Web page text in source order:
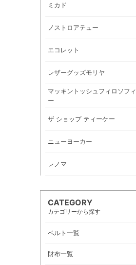
ミカド
ノストロアテュー
エコレット
レザーグッズモリヤ
マッキントッシュフィロソフィ
ー
ザ ショップ ティーケー
ニューヨーカー
レノマ
CATEGORY
カテゴリーから探す
ベルト一覧
財布一覧